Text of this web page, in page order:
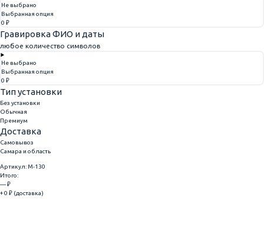
Не выбрано
Выбранная опция
0 ₽
Гравировка ФИО и даты
любое количество символов
Не выбрано
Выбранная опция
0 ₽
Тип установки
Без установки
Обычная
Премиум
Доставка
Самовывоз
Самара и область
Артикул: M-130
Итого:
— ₽
+ 0 ₽ (доставка)